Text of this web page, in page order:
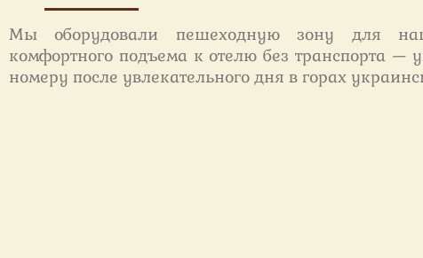
Мы оборудовали пешеходную зону для
комфортного подъема к отелю без транспорта —
номеру после увлекательного дня в горах